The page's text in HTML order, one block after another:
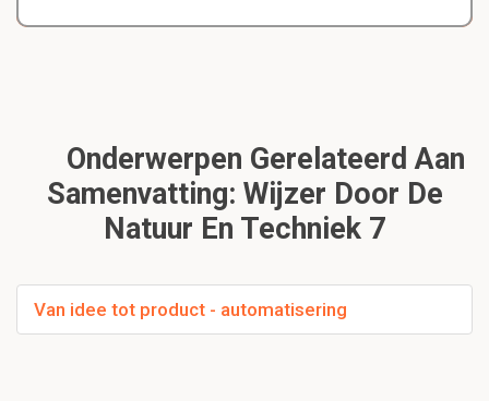
Onderwerpen Gerelateerd Aan
Samenvatting: Wijzer Door De
Natuur En Techniek 7
Van idee tot product - automatisering